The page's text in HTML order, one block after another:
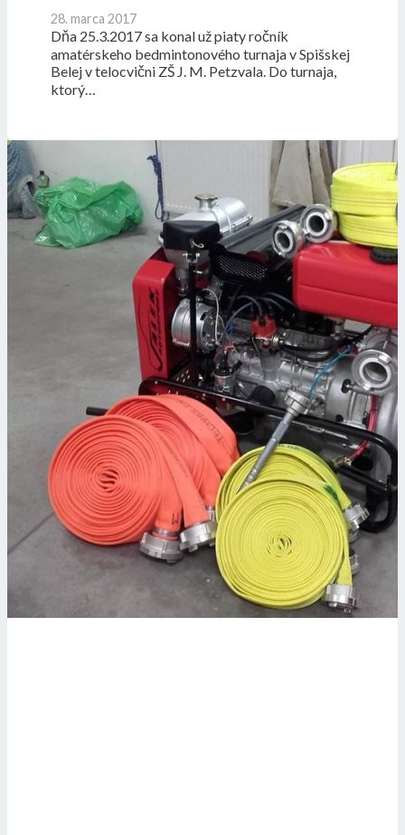
28. marca 2017
Dňa 25.3.2017 sa konal už piaty ročník
amatérskeho bedmintonového turnaja v Spišskej
Belej v telocvični ZŠ J. M. Petzvala. Do turnaja,
ktorý…